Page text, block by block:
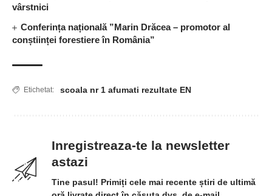
vârstnici
Conferința națională ”Marin Drăcea – promotor al
conștiinței forestiere în România”
Etichetat: scoala nr 1 afumati rezultate EN
Inregistreaza-te la newsletter
astazi
Tine pasul! Primiți cele mai recente știri de ultimă